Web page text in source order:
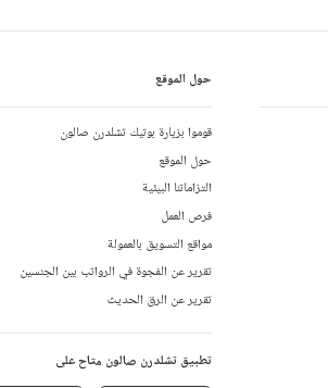
حول الموقع
قوموا بزيارة بوتيك تشلدرن صالون
حول الموقع
التزاماتنا البيئية
فرص العمل
مواقع التسويق بالعمولة
تقرير عن الفجوة في الرواتب بين الجنسين
تقرير عن الرق الحديث
تطبيق تشلدرن صالون متاح على